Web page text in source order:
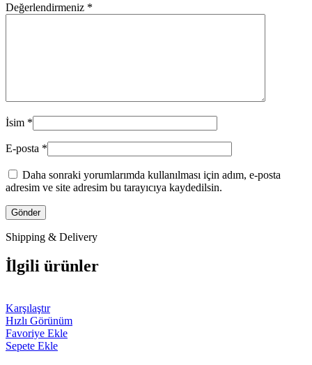
Değerlendirmeniz *
İsim *
E-posta *
Daha sonraki yorumlarımda kullanılması için adım, e-posta
adresim ve site adresim bu tarayıcıya kaydedilsin.
Shipping & Delivery
İlgili ürünler
Karşılaştır
Hızlı Görünüm
Favoriye Ekle
Sepete Ekle